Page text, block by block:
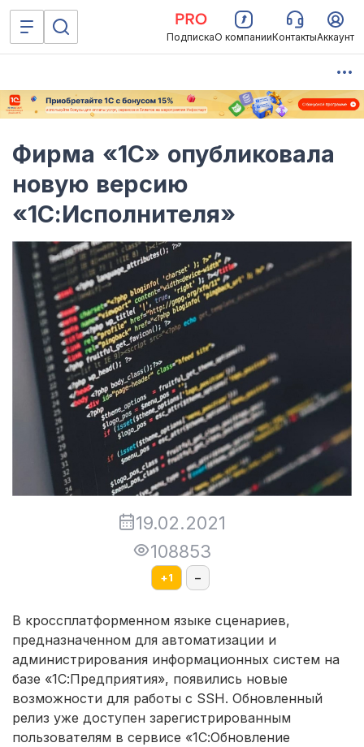
ПодпискаО компанииКонтактыАккаунт
Фирма «1С» опубликовала
новую версию
«1С:Исполнителя»
19.02.2021
108853
+1 –
В кроссплатформенном языке сценариев,
предназначенном для автоматизации и
администрирования информационных систем на
базе «1С:Предприятия», появились новые
возможности для работы с SSH. Обновленный
релиз уже доступен зарегистрированным
пользователям в сервисе «1С:Обновление